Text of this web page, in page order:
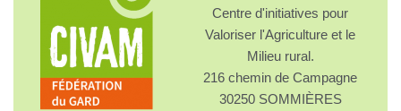
Centre d'initiatives pour
Valoriser l'Agriculture et le
Milieu rural.
216 chemin de Campagne
30250 SOMMIÈRES